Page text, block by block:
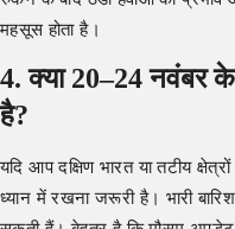
महसूस होता है।
4. क्या 20–24 नवंबर के
है?
यदि आप दक्षिण भारत या तटीय
ध्यान में रखना जरूरी है। भारी